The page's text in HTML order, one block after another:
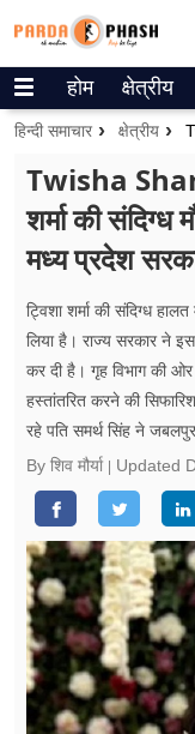
Trending on
वेब स्टोरीज
उत्तर प्रदेश
गैलरी
वीडियो
रिलेशनशिप
जीवन मंत्रा
फूड
सेहत
ब्‍यूटी
जॉब्स
होम क्षेत्रीय
हिन्दी समाचार क्षेत्रीय
Twisha
शर्मा की
मध्य प्रदेश
ट्विशा शर्मा की संदिग्ध
लिया है। राज्य सरकार ने
कर दी है। गृह विभाग की
हस्तांतरित करने की
रहे पति समर्थ सिंह ने
By शिव मौर्या
Updated